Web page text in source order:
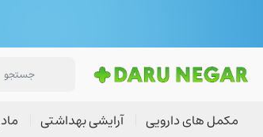
مکمل های دارویی آرایشی بهداشتی